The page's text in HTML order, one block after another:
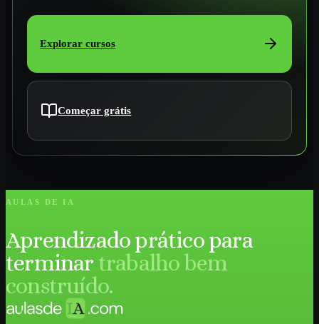
Explorar cursos
Começar grátis
AULAS DE IA
Aprendizado prático para
terminar trabalho bem
construído.